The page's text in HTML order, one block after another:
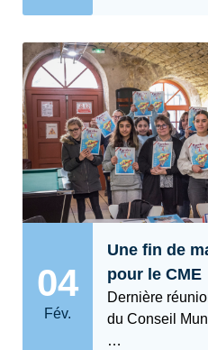
04
Fév.
Une fin de
pour le CME
Dernière
du Conseil
…